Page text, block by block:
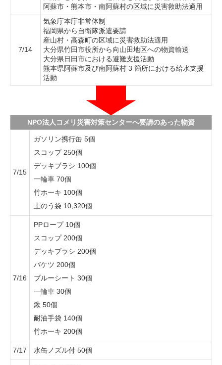
阿蘇市・熊本市・南阿蘇村の区域に災害救助法適用
7/14
気象庁本庁非常体制
福岡県から自衛隊派遣要請
産山村・高森町の区域に災害救助法適用
大分県竹田市役所から向山田地区への物資輸送
大分県日田市における避難支援活動
熊本県阿蘇市及び南阿蘇村 3 箇所における給水支援
活動
NPO法人コメリ災害対策センターへ要請のあった物資
7/15
ガソリン携行缶 5個
スコップ 250個
デッキブラシ 100個
一輪車 70個
竹ホーキ 100個
土のう袋 10,320個
7/16
PPロープ 10個
スコップ 200個
デッキブラシ 200個
バケツ 200個
ブルーシート 30個
一輪車 30個
鍬 50個
耐油手袋 140個
竹ホーキ 200個
7/17 水缶ノズル付 50個